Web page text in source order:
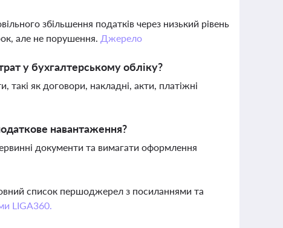
збільшення податків через низький рівень
але не порушення. Джерело
у бухгалтерському обліку?
такі як договори, накладні, акти, платіжні
навантаження?
документи та вимагати оформлення
список першоджерел з посиланнями та
LIGA360.